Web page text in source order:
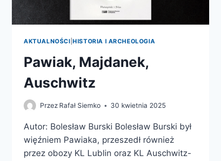
AKTUALNOŚCI |HISTORIA I ARCHEOLOGIA
Pawiak, Majdanek,
Auschwitz
Przez Rafał Siemko 30 kwietnia 2025
Autor: Bolesław Burski Bolesław Burski był
więźniem Pawiaka, przeszedł również
przez obozy KL Lublin oraz KL Auschwitz-